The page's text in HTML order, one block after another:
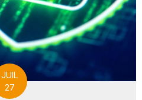
JUIL
27